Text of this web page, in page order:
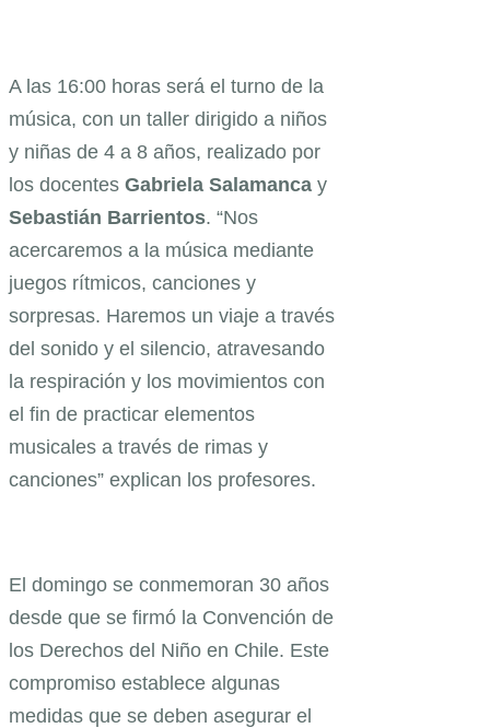
A las 16:00 horas será el turno de la
música, con un taller dirigido a niños
y niñas de 4 a 8 años, realizado por
los docentes Gabriela Salamanca y
Sebastián Barrientos. “Nos
acercaremos a la música mediante
juegos rítmicos, canciones y
sorpresas. Haremos un viaje a través
del sonido y el silencio, atravesando
la respiración y los movimientos con
el fin de practicar elementos
musicales a través de rimas y
canciones” explican los profesores.
El domingo se conmemoran 30 años
desde que se firmó la Convención de
los Derechos del Niño en Chile. Este
compromiso establece algunas
medidas que se deben asegurar el